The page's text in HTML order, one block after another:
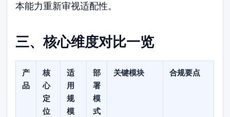
本能力重新审视适配性。
三、核心维度对比一览
产
品
核
心
定
位
适
用
规
模
部
署
模
式
关键模块 合规要点